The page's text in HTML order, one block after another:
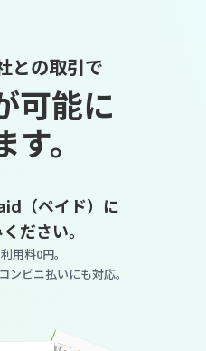
との取引で
可能に
。
（ペイド）に
ださい。
用料0円。
ンビニ払いにも対応。